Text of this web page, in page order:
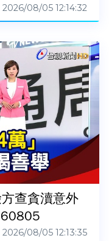
2026/08/05 12:14:32
查貪瀆意外
2026/08/05 12:13:35